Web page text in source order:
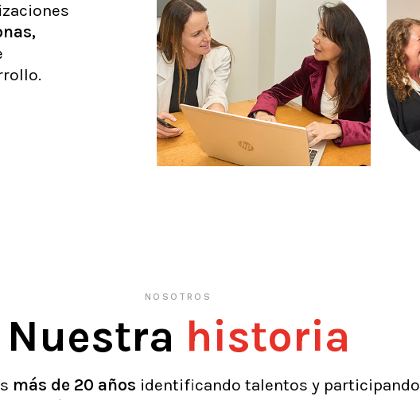
NOSOTROS
Nuestra historia
más de 20 años identificando talentos y participando